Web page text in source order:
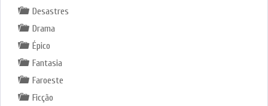
Desastres
Drama
Épico
Fantasia
Faroeste
Ficção